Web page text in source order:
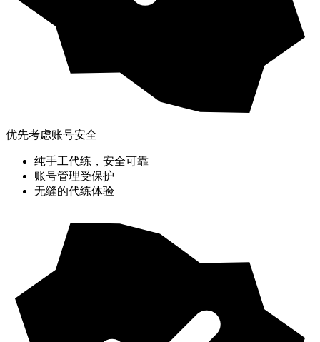
优先考虑账号安全
纯手工代练，安全可靠
账号管理受保护
无缝的代练体验